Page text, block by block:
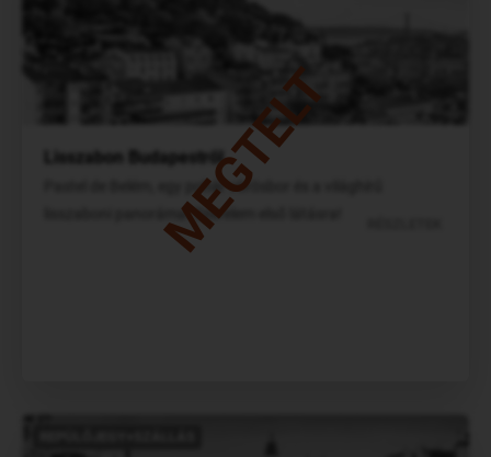
MEGTELT
Lisszabon Budapestről
Pastel de Belém, egy pohár vörösbor és a világhírű
lisszaboni panoráma! Szerelem első látásra!